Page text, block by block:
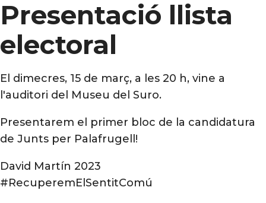
Presentació llista
electoral
El dimecres, 15 de març, a les 20 h, vine a
l'auditori del Museu del Suro.
Presentarem el primer bloc de la candidatura
de Junts per Palafrugell!
David Martín 2023
#RecuperemElSentitComú